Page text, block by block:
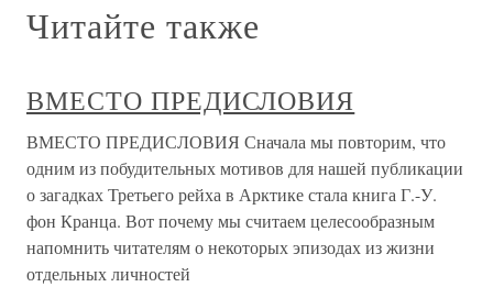
Читайте также
ВМЕСТО ПРЕДИСЛОВИЯ
ВМЕСТО ПРЕДИСЛОВИЯ Сначала мы повторим, что
одним из побудительных мотивов для нашей публикации
о загадках Третьего рейха в Арктике стала книга Г.-У.
фон Кранца. Вот почему мы считаем целесообразным
напомнить читателям о некоторых эпизодах из жизни
отдельных личностей